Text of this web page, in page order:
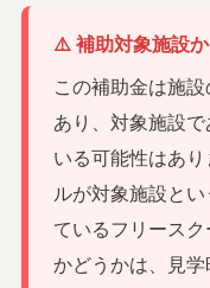
⚠️ 補助対象施設
この補助金は施
あり、対象施設
いる可能性はあ
ルが対象施設と
ているフリース
かどうかは、見